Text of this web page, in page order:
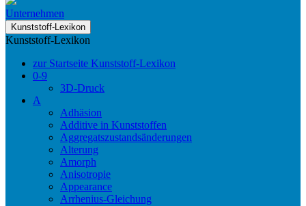
Unternehmen
Kunststoff-Lexikon
Kunststoff-Lexikon
zur Startseite Kunststoff-Lexikon
0-9
3D-Druck
A
Adhäsion
Additive in Kunststoffen
Aggregatszustandsänderungen
Alterung
Amorph
Anisotropie
Appearance
Arrhenius-Gleichung